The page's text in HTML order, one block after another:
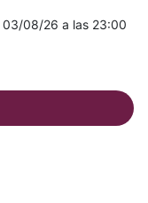
03/08/26 a las 23:00